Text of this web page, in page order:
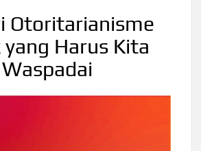
Otoritarianisme
Harus Kita
Waspadai